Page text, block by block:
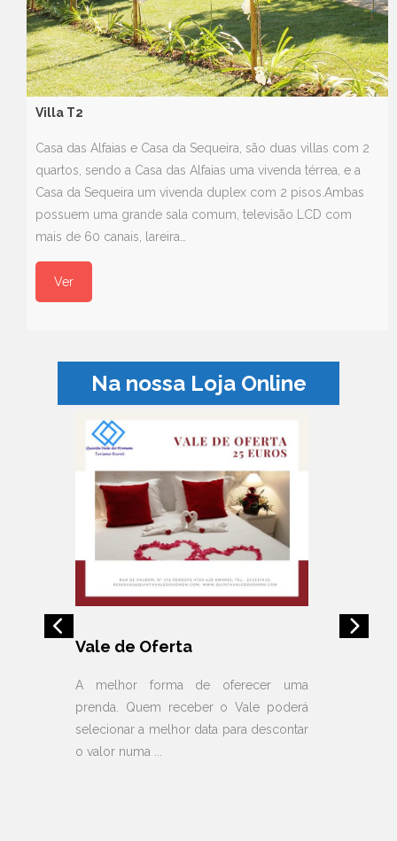
Villa T2
Casa das Alfaias e Casa da Sequeira, são duas villas com 2
quartos, sendo a Casa das Alfaias uma vivenda térrea, e a
Casa da Sequeira um vivenda duplex com 2 pisos.Ambas
possuem uma grande sala comum, televisão LCD com
mais de 60 canais, lareira…
Ver
Na nossa Loja Online
Vale de Oferta
A melhor forma de oferecer uma
prenda. Quem receber o Vale poderá
selecionar a melhor data para descontar
o valor numa ...